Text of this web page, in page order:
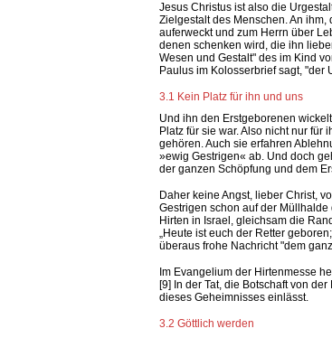
Jesus Christus ist also die
Zielgestalt des Menschen. An
auferweckt und zum Herrn über
denen schenken wird, die ihn
Wesen und Gestalt" des im Kind
Paulus im Kolosserbrief sagt, "der
3.1 Kein Platz für ihn und uns
Und ihn den Erstgeborenen
Platz für sie war. Also nicht nur
gehören. Auch sie erfahren
»ewig Gestrigen« ab. Und doch
der ganzen Schöpfung und dem
Daher keine Angst, lieber Christ,
Gestrigen schon auf der
Hirten in Israel, gleichsam die
„Heute ist euch der Retter
überaus frohe Nachricht "dem
Im Evangelium der Hirtenmesse
[9] In der Tat, die Botschaft von
dieses Geheimnisses einlässt.
3.2 Göttlich werden